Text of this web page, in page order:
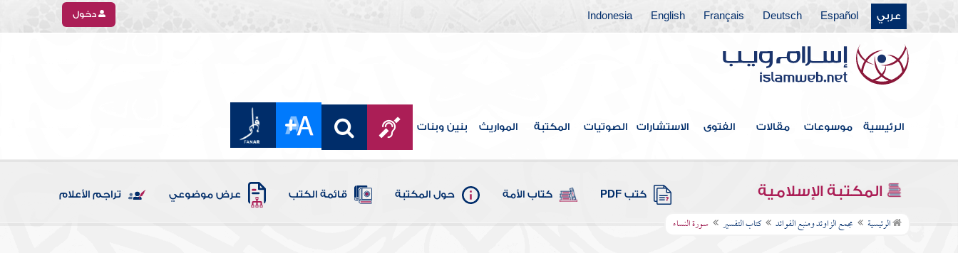
عربي Español
Deutsch
Français
English
Indonesia دخول
الرئيسية موسوعات مقالات الفتوى الاستشارات الصوتيات المكتبة المواريث بنين وبنات
المكتبة الإسلامية كتب PDF كتاب الأمة حول المكتبة قائمة الكتب عرض موضوعي تراجم الأعلام
الرئيسية مجمع الزاوئد ومنبع الفوائد كتاب التفسير سورة النساء
كتاب الخلافة
كتاب الجهاد
كتاب المغازي والسير
كتاب قتال أهل البغي
كتاب الحدود والديات
كتاب الديات
كتاب التفسير